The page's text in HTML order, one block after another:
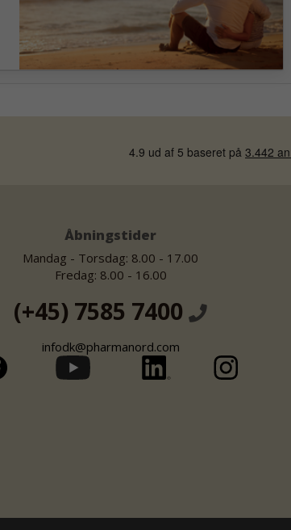
Åbningstider
Mandag - Torsdag: 8.00 - 17.00
Fredag: 8.00 - 16.00
(+45) 7585 7400
infodk@pharmanord.com